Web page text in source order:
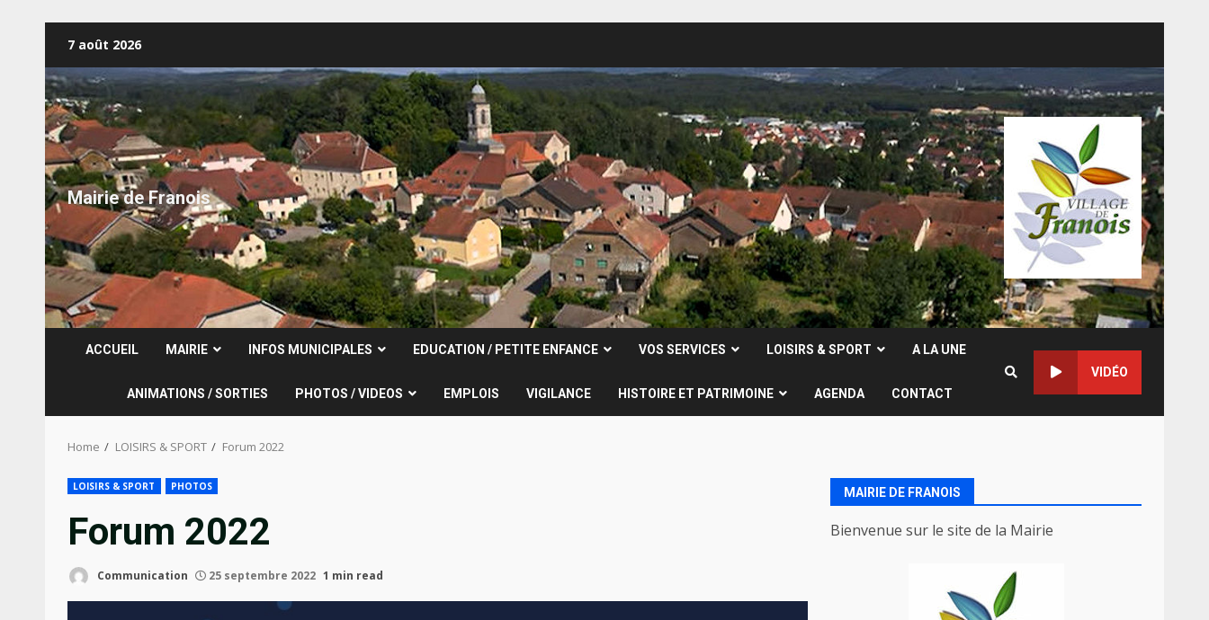
content
7 août 2026
Mairie de Franois
ACCUEIL MAIRIE INFOS MUNICIPALES EDUCATION / PETITE ENFANCE VOS SERVICES LOISIRS & SPORT A LA UNE
ANIMATIONS / SORTIES PHOTOS / VIDEOS EMPLOIS VIGILANCE HISTOIRE ET PATRIMOINE AGENDA CONTACT
VIDÉO
Home LOISIRS & SPORT Forum 2022
LOISIRS & SPORT PHOTOS
Forum 2022
Communication 25 septembre 2022 1 min read
MAIRIE DE FRANOIS
Bienvenue sur le site de la Mairie